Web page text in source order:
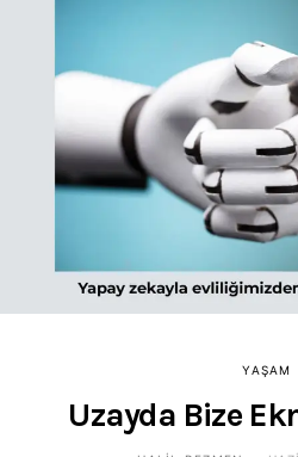
YAŞAM
Uzayda Bize